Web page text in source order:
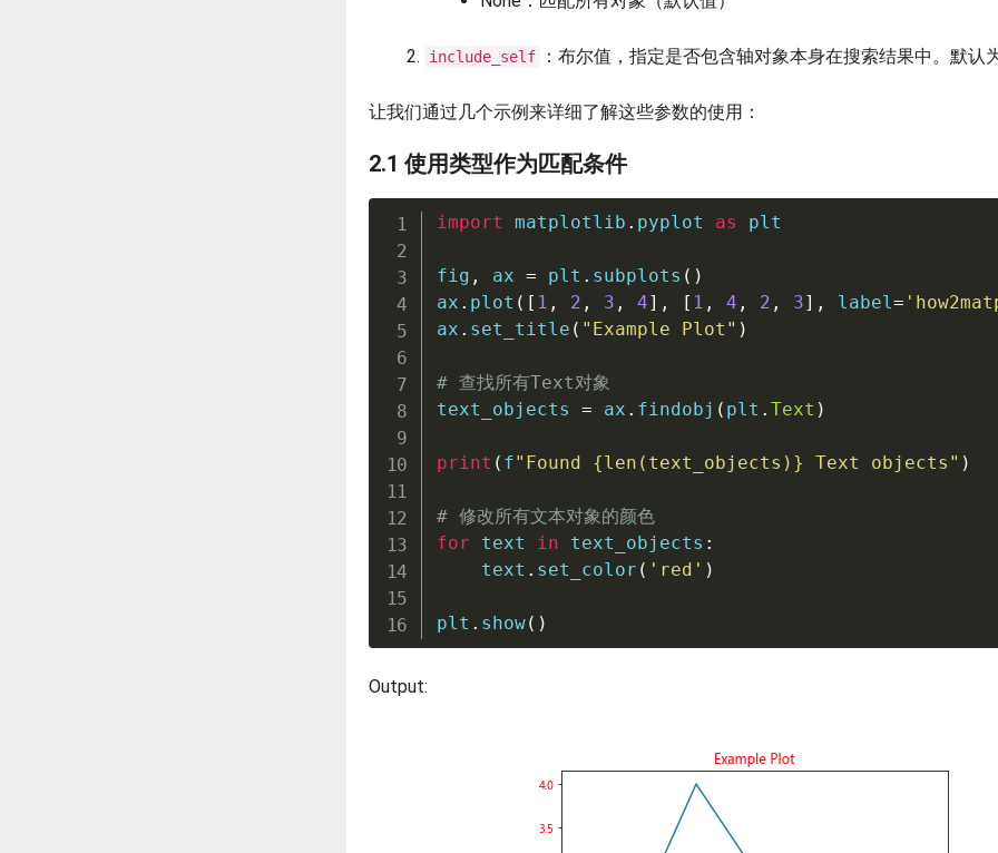
include_self ：布尔值，指定是否包含轴对象本身在搜索结果中。默认
让我们通过几个示例来详细了解这些参数的使用：
2.1 使用类型作为匹配条件
import matplotlib . pyplot as plt
fig , ax = plt . subplots ( )
ax . plot ( [ 1 , 2 , 3 , 4] , [ 1 , 4 , 2 , 3] , label=
ax . set_title ( "Example Plot" )
# 查找所有Text对象
text_objects = ax . findobj ( plt . Text )
print ( f"Found {len ( text_objects ) } Text objects" )
# 修改所有文本对象的颜色
for text in text_objects :
    text
. set_color ( 'red' )
plt . show( )
Output: